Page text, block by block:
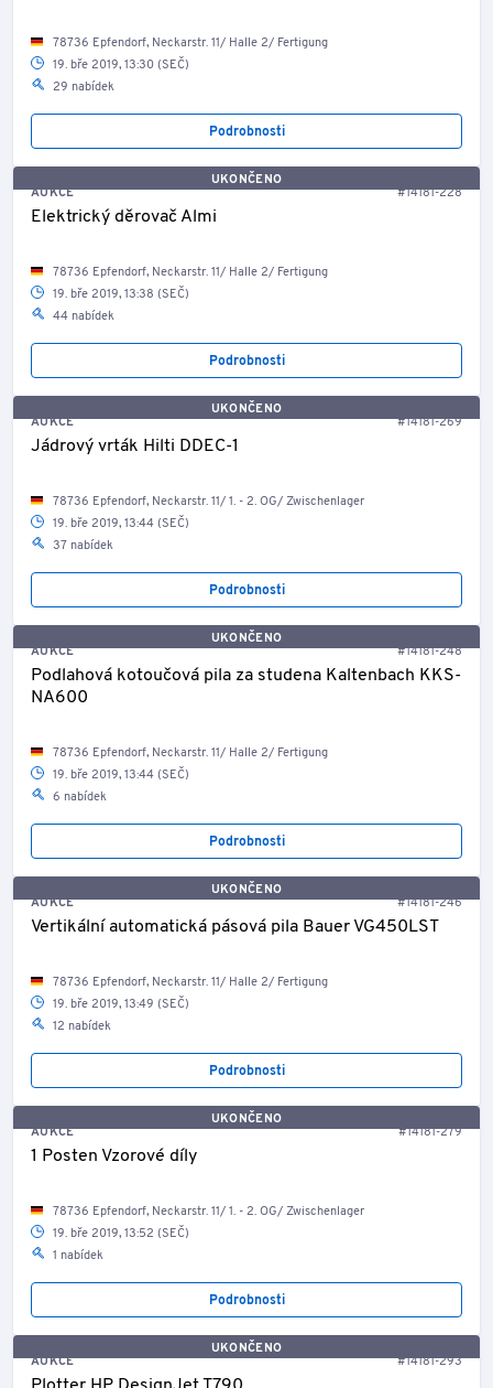
78736 Epfendorf, Neckarstr. 11/ Halle 2/ Fertigung
19. bře 2019, 13:30 (SEČ)
29 nabídek
Podrobnosti
UKONČENO
AUKCE
#14181-228
Elektrický děrovač Almi
78736 Epfendorf, Neckarstr. 11/ Halle 2/ Fertigung
19. bře 2019, 13:38 (SEČ)
44 nabídek
Podrobnosti
UKONČENO
AUKCE
#14181-269
Jádrový vrták Hilti DDEC-1
78736 Epfendorf, Neckarstr. 11/ 1. - 2. OG/ Zwischenlager
19. bře 2019, 13:44 (SEČ)
37 nabídek
Podrobnosti
UKONČENO
AUKCE
#14181-248
Podlahová kotoučová pila za studena Kaltenbach KKS-
NA600
78736 Epfendorf, Neckarstr. 11/ Halle 2/ Fertigung
19. bře 2019, 13:44 (SEČ)
6 nabídek
Podrobnosti
UKONČENO
AUKCE
#14181-246
Vertikální automatická pásová pila Bauer VG450LST
78736 Epfendorf, Neckarstr. 11/ Halle 2/ Fertigung
19. bře 2019, 13:49 (SEČ)
12 nabídek
Podrobnosti
UKONČENO
AUKCE
#14181-279
1 Posten Vzorové díly
78736 Epfendorf, Neckarstr. 11/ 1. - 2. OG/ Zwischenlager
19. bře 2019, 13:52 (SEČ)
1 nabídek
Podrobnosti
UKONČENO
AUKCE
#14181-293